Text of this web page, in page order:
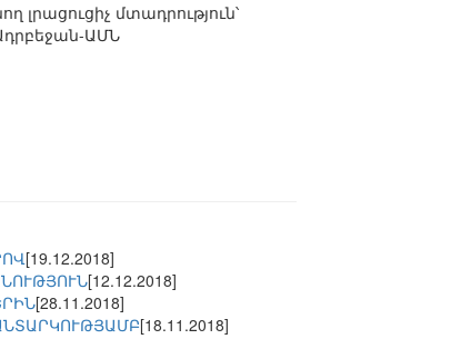
մտադրություն՝
ԱՄՆ
[19.12.2018]
[12.12.2018]
[28.11.2018]
[18.11.2018]